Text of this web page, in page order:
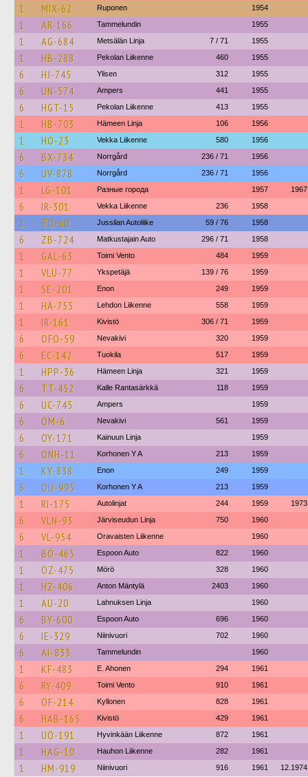
1 MIX-62 Ruponen 1954
1 AR-166 Tammelundin 1955
1 AG-684 Metsälän Linja 7 / 71 1955
1 HB-288 Pekolan Liikenne 460 1955
6 HJ-745 Ylisen 312 1955
6 UN-574 Ampers 441 1955
6 HGT-15 Pekolan Liikenne 413 1955
1 HB-703 Hämeen Linja 106 1956
1 HO-23 Vekka Liikenne 580 1956
6 BX-734 Norrgård 236 / 71 1956
6 UV-878 Norrgård 236 / 71 1956
1 LG-101 Разные города 1957 1967
6 IR-301 Vekka Liikenne 236 1958
1 TD-60 Jussilan Autoliike 59 / 76 1958
6 ZB-724 Matkustajain Auto 296 / 71 1958
1 GAL-63 Toimi Vento 484 1959
1 VLU-77 Ykspetäjä 139 / 76 1959
1 SE-201 Enon 249 1959
1 HÄ-755 Lehdon Liikenne 558 1959
1 IR-161 Kivistö 306 / 71 1959
6 OFO-59 Nevakivi 320 1959
6 EC-142 Tuokila 517 1959
1 HPP-36 Hämeen Linja 321 1959
6 TT-452 Kalle Rantasärkkä 118 1959
6 UC-745 Ampers 1959
6 OM-6 Nevakivi 561 1959
6 OY-171 Kainuun Linja 1959
6 ONH-11 Korhonen Y A 213 1959
1 KY-838 Enon 249 1959
6 OU-995 Korhonen Y A 213 1959
1 RI-175 Autolinjat 244 1959 1973
6 VLN-93 Järviseudun Linja 750 1960
6 VL-954 Oravaisten Liikenne 1960
1 BÖ-465 Espoon Auto 822 1960
1 OZ-475 Mörö 328 1960
1 HZ-406 Anton Mäntylä 2403 1960
1 AU-20 Lahnuksen Linja 1960
6 BY-600 Espoon Auto 696 1960
6 IE-329 Niinivuori 702 1960
6 AI-833 Tammelundin 1960
1 KF-483 E. Ahonen 294 1961
6 RY-409 Toimi Vento 910 1961
6 OF-214 Kyllonen 828 1961
6 HAB-165 Kivistö 429 1961
1 UÖ-191 Hyvinkään Liikenne 872 1961
1 HAG-10 Hauhon Liikenne 282 1961
1 HM-919 Niinivuori 916 1961 12.1974